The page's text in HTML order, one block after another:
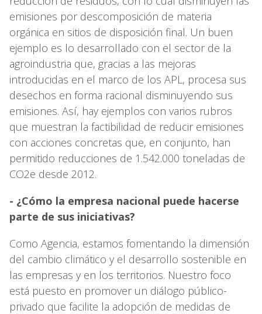
emisiones por descomposición de materia
orgánica en sitios de disposición final. Un buen
ejemplo es lo desarrollado con el sector de la
agroindustria que, gracias a las mejoras
introducidas en el marco de los APL, procesa sus
desechos en forma racional disminuyendo sus
emisiones. Así, hay ejemplos con varios rubros
que muestran la factibilidad de reducir emisiones
con acciones concretas que, en conjunto, han
permitido reducciones de 1.542.000 toneladas de
CO2e desde 2012.
- ¿Cómo la empresa nacional puede hacerse
parte de sus iniciativas?
Como Agencia, estamos fomentando la dimensión
del cambio climático y el desarrollo sostenible en
las empresas y en los territorios. Nuestro foco
está puesto en promover un diálogo público-
privado que facilite la adopción de medidas de